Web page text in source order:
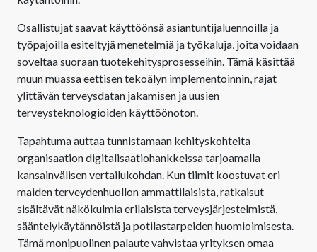
Osallistujat saavat käyttöönsä asiantuntijaluennoilla ja
työpajoilla esiteltyjä menetelmiä ja työkaluja, joita voidaan
soveltaa suoraan tuotekehitysprosesseihin. Tämä käsittää
muun muassa eettisen tekoälyn implementoinnin, rajat
ylittävän terveysdatan jakamisen ja uusien
terveysteknologioiden käyttöönoton.
Tapahtuma auttaa tunnistamaan kehityskohteita
organisaation digitalisaatiohankkeissa tarjoamalla
kansainvälisen vertailukohdan. Kun tiimit koostuvat eri
maiden terveydenhuollon ammattilaisista, ratkaisut
sisältävät näkökulmia erilaisista terveysjärjestelmistä,
sääntelykäytännöistä ja potilastarpeiden huomioimisesta.
Tämä monipuolinen palaute vahvistaa yrityksen omaa